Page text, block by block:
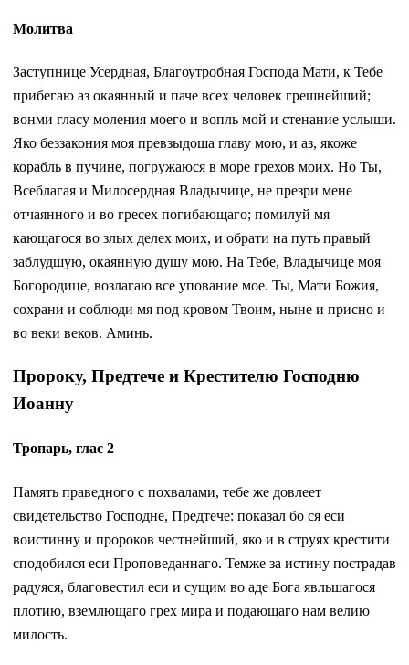
Молитва
Заступнице Усердная, Благоутробная Господа Мати, к Тебе
прибегаю аз окаянный и паче всех человек грешнейший;
вонми гласу моления моего и вопль мой и стенание услыши.
Яко беззакония моя превзыдоша главу мою, и аз, якоже
корабль в пучине, погружаюся в море грехов моих. Но Ты,
Всеблагая и Милосердная Владычице, не презри мене
отчаянного и во гресех погибающаго; помилуй мя
кающагося во злых делех моих, и обрати на путь правый
заблудшую, окаянную душу мою. На Тебе, Владычице моя
Богородице, возлагаю все упование мое. Ты, Мати Божия,
сохрани и соблюди мя под кровом Твоим, ныне и присно и
во веки веков. Аминь.
Пророку, Предтече и Крестителю Господню
Иоанну
Тропарь, глас 2
Память праведного с похвалами, тебе же довлеет
свидетельство Господне, Предтече: показал бо ся еси
воистинну и пророков честнейший, яко и в струях крестити
сподобился еси Проповеданнаго. Темже за истину пострадав
радуяся, благовестил еси и сущим во аде Бога явльшагося
плотию, вземлющаго грех мира и подающаго нам велию
милость.